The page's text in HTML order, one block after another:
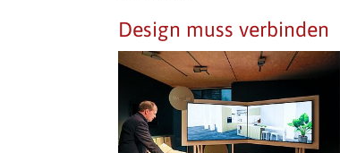
Design muss verbinden